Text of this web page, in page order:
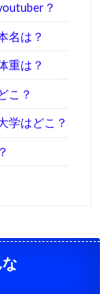
？
名は？
重は？
こ？
学はどこ？